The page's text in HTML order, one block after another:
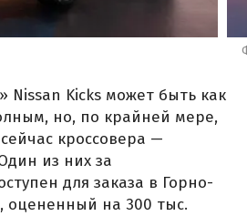
Nissan Kicks может быть как
но, по крайней мере,
кроссовера —
из них за
для заказа в Горно-
оцененный на 300 тыс.